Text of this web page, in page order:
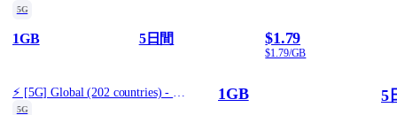
5G
1GB 5日間 $1.79
$1.79/GB
5G
1GB 5